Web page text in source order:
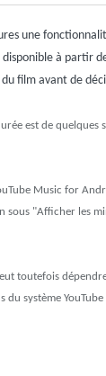
une
à partir
film avant de
est de quelques
Music for
sous "Afficher les
toutefois
du système